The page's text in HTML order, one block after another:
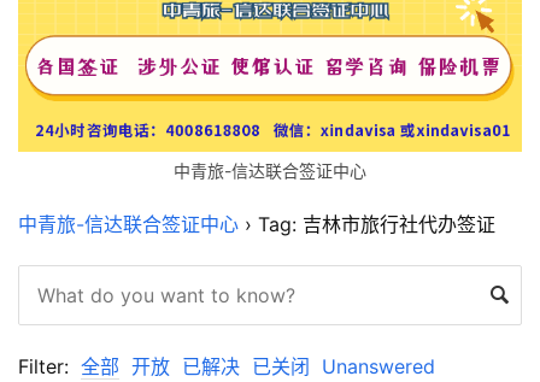
中青旅-信达联合签证中心
中青旅-信达联合签证中心 › Tag: 吉林市旅行社代办签证
Filter: 全部 开放 已解决 已关闭 Unanswered